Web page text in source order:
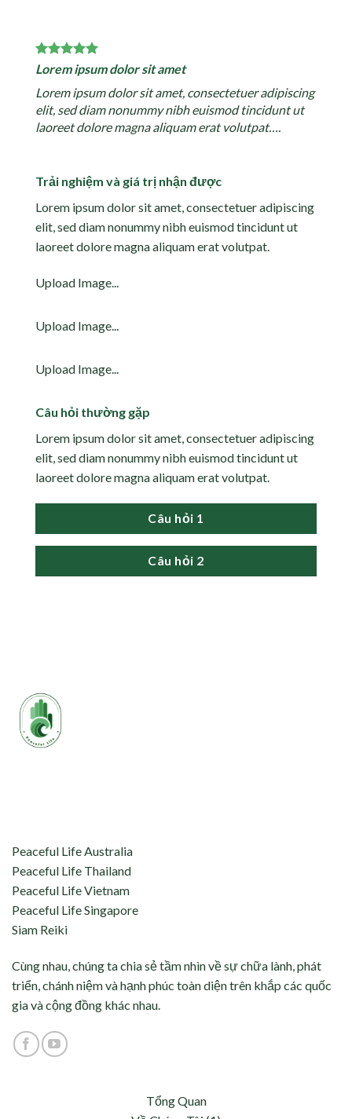
Lorem ipsum dolor sit amet
Lorem ipsum dolor sit amet, consectetuer adipiscing
elit, sed diam nonummy nibh euismod tincidunt ut
laoreet dolore magna aliquam erat volutpat….
Trải nghiệm và giá trị nhận được
Lorem ipsum dolor sit amet, consectetuer adipiscing
elit, sed diam nonummy nibh euismod tincidunt ut
laoreet dolore magna aliquam erat volutpat.
Upload Image...
Upload Image...
Upload Image...
Câu hỏi thường gặp
Lorem ipsum dolor sit amet, consectetuer adipiscing
elit, sed diam nonummy nibh euismod tincidunt ut
laoreet dolore magna aliquam erat volutpat.
Câu hỏi 1
Câu hỏi 2
Peaceful Life Australia
Peaceful Life Thailand
Peaceful Life Vietnam
Peaceful Life Singapore
Siam Reiki
Cùng nhau, chúng ta chia sẻ tầm nhìn về sự chữa lành, phát
triển, chánh niệm và hạnh phúc toàn diện trên khắp các quốc
gia và cộng đồng khác nhau.
Tổng Quan